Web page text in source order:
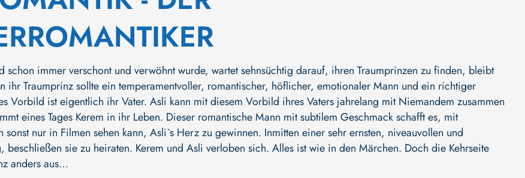
schon immer verschont und verwöhnt wurde, wartet sehnsüchtig darauf, ihren Traumprinzen zu finden, bleibt
ihr Traumprinz sollte ein temperamentvoller, romantischer, höflicher, emotionaler Mann und ein richtiger
Vorbild ist eigentlich ihr Vater. Asli kann mit diesem Vorbild ihres Vaters jahrelang mit Niemandem zusammen
eines Tages Kerem in ihr Leben. Dieser romantische Mann mit subtilem Geschmack schafft es, mit
sonst nur in Filmen sehen kann, Asli`s Herz zu gewinnen. Inmitten einer sehr ernsten, niveauvollen und
beschließen sie zu heiraten. Kerem und Asli verloben sich. Alles ist wie in den Märchen. Doch die Kehrseite
anders aus…